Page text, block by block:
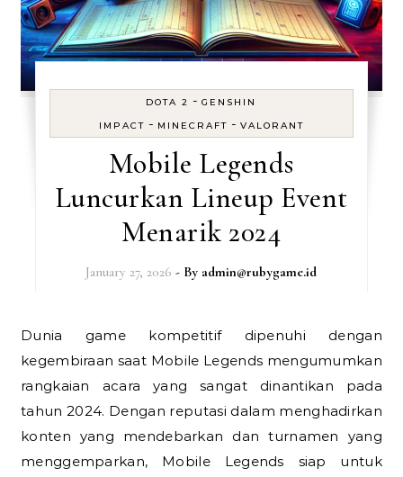
DOTA 2 -GENSHIN
IMPACT - MINECRAFT - VALORANT
Mobile Legends
Luncurkan Lineup Event
Menarik 2024
January 27, 2026 - By admin@rubygame.id
Dunia game kompetitif dipenuhi dengan
kegembiraan saat Mobile Legends mengumumkan
rangkaian acara yang sangat dinantikan pada
tahun 2024. Dengan reputasi dalam menghadirkan
konten yang mendebarkan dan turnamen yang
menggemparkan, Mobile Legends siap untuk